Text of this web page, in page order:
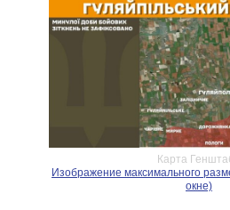
Карта
Изображение максимального
окне)